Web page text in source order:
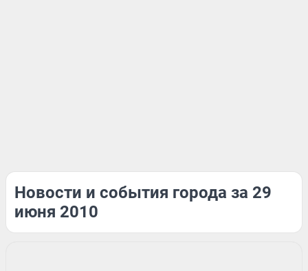
Новости и события города за 29
июня 2010